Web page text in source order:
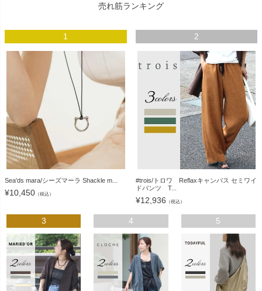
売れ筋ランキング
1
Sea'ds mara/シーズマーラ Shackle m...
¥10,450 （税込）
2
#trois/トロワ Reflaxキャンバス セミワイ
ドパンツ T...
¥12,936 （税込）
3 4 5